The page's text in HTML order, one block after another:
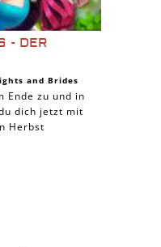
- DER
and Brides
Ende zu und in
dich jetzt mit
Herbst